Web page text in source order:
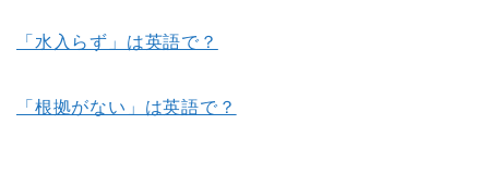
「水入らず」は英語で？
「根拠がない」は英語で？